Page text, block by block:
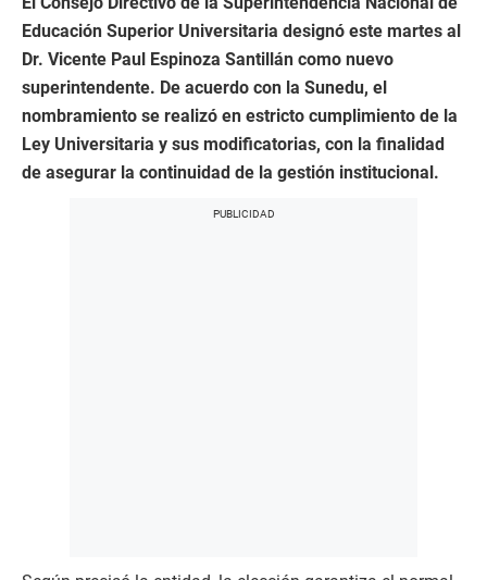
Educación Superior Universitaria designó este martes al
Dr. Vicente Paul Espinoza Santillán como nuevo
superintendente. De acuerdo con la Sunedu, el
nombramiento se realizó en estricto cumplimiento de la
Ley Universitaria y sus modificatorias, con la finalidad
de asegurar la continuidad de la gestión institucional.